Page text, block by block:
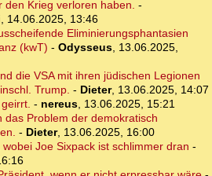
den Krieg verloren haben. -
, 14.06.2025, 13:46
Eliminierungsphantasien
(kwT) - Odysseus, 13.06.2025,
die VSA mit ihren jüdischen Legionen
Trump. - Dieter, 13.06.2025, 14:07
- nereus, 13.06.2025, 15:21
das Problem der demokratisch
- Dieter, 13.06.2025, 16:00
Joe Sixpack ist schlimmer dran -